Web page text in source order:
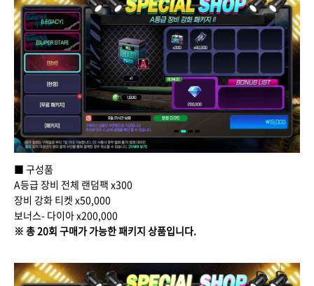
■ 구성품
A등급 장비 전체 랜덤팩 x300
장비 강화 티켓 x50,000
보너스- 다이아 x200,000
※ 총 20회 구매가 가능한 패키지 상품입니다.